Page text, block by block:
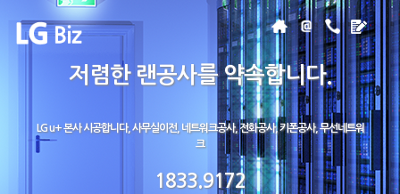
저렴한 랜공사를 약속합니다.
LG u+ 본사 시공합니다, 사무실이전, 네트워크공사, 전화공사, 키폰공사, 무선네트워
크
1833.9172